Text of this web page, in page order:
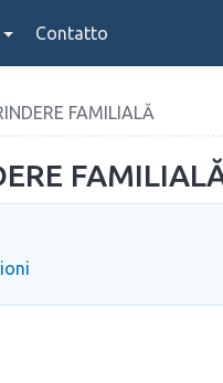
Contatto
FAMILIALĂ